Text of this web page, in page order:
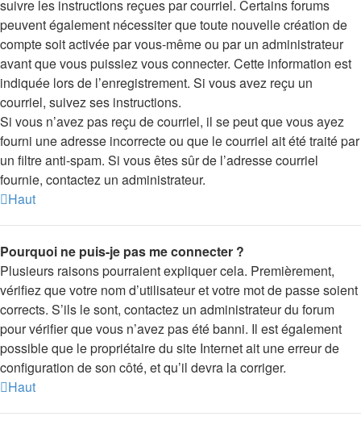
suivre les instructions reçues par courriel. Certains forums
peuvent également nécessiter que toute nouvelle création de
compte soit activée par vous-même ou par un administrateur
avant que vous puissiez vous connecter. Cette information est
indiquée lors de l’enregistrement. Si vous avez reçu un
courriel, suivez ses instructions.
Si vous n’avez pas reçu de courriel, il se peut que vous ayez
fourni une adresse incorrecte ou que le courriel ait été traité par
un filtre anti-spam. Si vous êtes sûr de l’adresse courriel
fournie, contactez un administrateur.
Haut
Pourquoi ne puis-je pas me connecter ?
Plusieurs raisons pourraient expliquer cela. Premièrement,
vérifiez que votre nom d’utilisateur et votre mot de passe soient
corrects. S’ils le sont, contactez un administrateur du forum
pour vérifier que vous n’avez pas été banni. Il est également
possible que le propriétaire du site Internet ait une erreur de
configuration de son côté, et qu’il devra la corriger.
Haut